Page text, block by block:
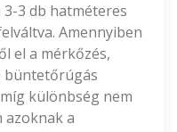
3 db hatméteres
Amennyiben
el a mérkőzés,
büntetőrúgás
különbség nem
azoknak a